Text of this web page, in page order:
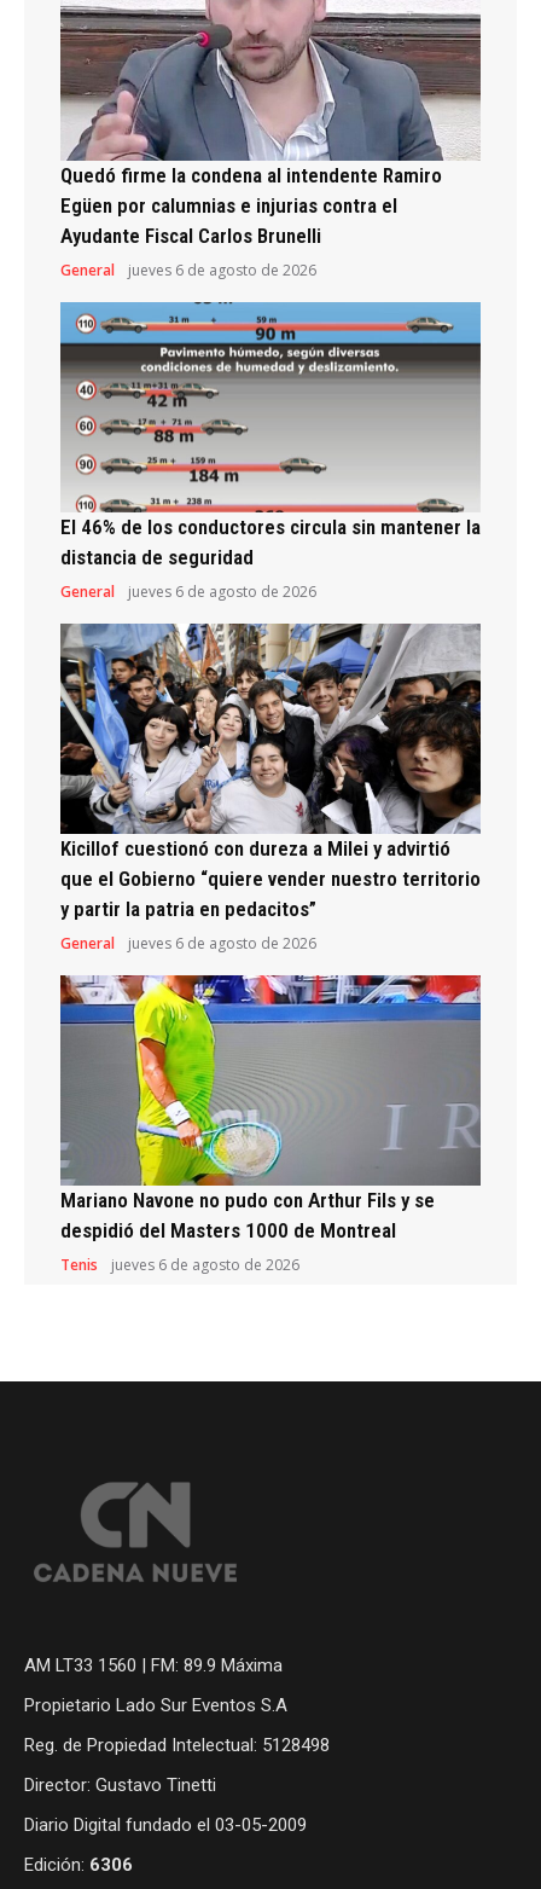
Quedó firme la condena al intendente Ramiro
Egüen por calumnias e injurias contra el
Ayudante Fiscal Carlos Brunelli
General jueves 6 de agosto de 2026
El 46% de los conductores circula sin mantener la
distancia de seguridad
General jueves 6 de agosto de 2026
Kicillof cuestionó con dureza a Milei y advirtió
que el Gobierno “quiere vender nuestro territorio
y partir la patria en pedacitos”
General jueves 6 de agosto de 2026
Mariano Navone no pudo con Arthur Fils y se
despidió del Masters 1000 de Montreal
Tenis jueves 6 de agosto de 2026
AM LT33 1560 | FM: 89.9 Máxima
Propietario Lado Sur Eventos S.A
Reg. de Propiedad Intelectual: 5128498
Director: Gustavo Tinetti
Diario Digital fundado el 03-05-2009
Edición: 6306